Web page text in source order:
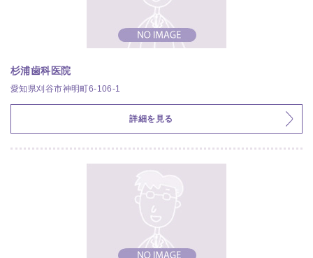
杉浦歯科医院
愛知県刈谷市神明町6-106-1
詳細を見る